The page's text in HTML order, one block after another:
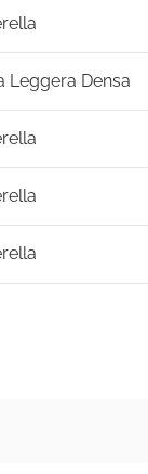
Leggera Densa